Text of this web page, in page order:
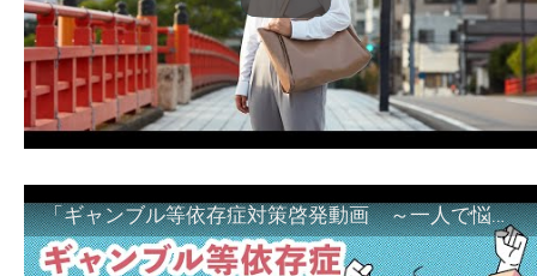
「ギャンブル等依存症対策啓発動画 ～一人で悩まず、家族で悩まず、まず！相談機関へ～」